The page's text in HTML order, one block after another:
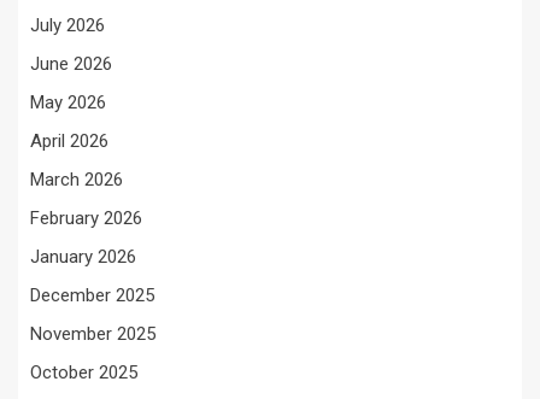
July 2026
June 2026
May 2026
April 2026
March 2026
February 2026
January 2026
December 2025
November 2025
October 2025